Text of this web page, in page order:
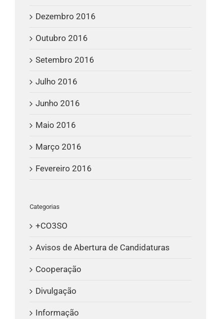
Dezembro 2016
Outubro 2016
Setembro 2016
Julho 2016
Junho 2016
Maio 2016
Março 2016
Fevereiro 2016
Categorias
+CO3SO
Avisos de Abertura de Candidaturas
Cooperação
Divulgação
Informação